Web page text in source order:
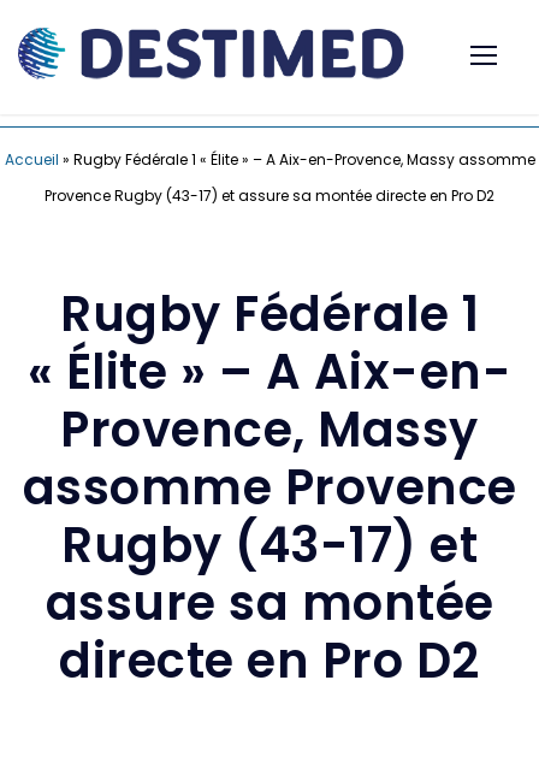
Accueil » Rugby Fédérale 1 « Élite » – A Aix-en-Provence, Massy assomme
Provence Rugby (43-17) et assure sa montée directe en Pro D2
Rugby Fédérale 1
« Élite » – A Aix-en-
Provence, Massy
assomme Provence
Rugby (43-17) et
assure sa montée
directe en Pro D2